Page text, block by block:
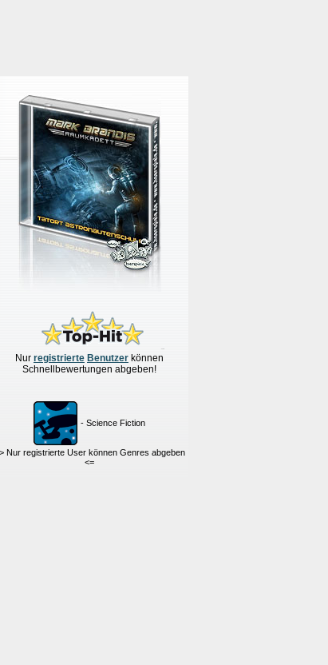
Nur registrierte Benutzer können
Schnellbewertungen abgeben!
- Science Fiction
Nur registrierte User können Genres abgeben
<=